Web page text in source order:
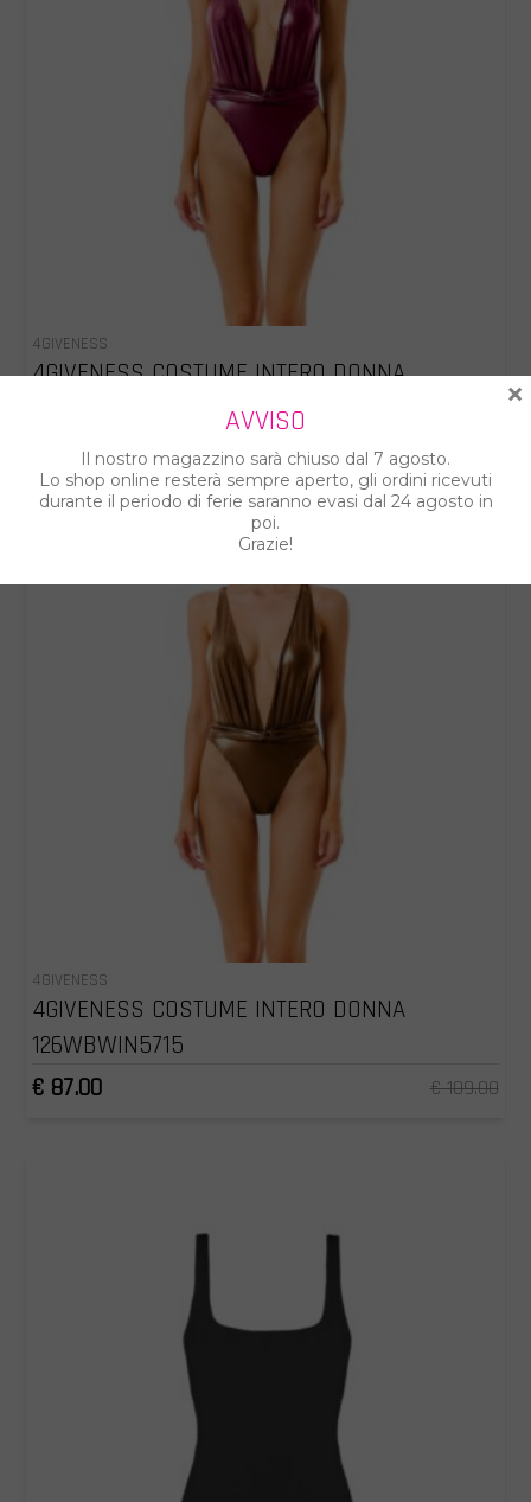
4GIVENESS
4GIVENESS COSTUME INTERO DONNA
€ 87.00
€ 109.00
4GIVENESS
4GIVENESS COSTUME INTERO DONNA
126WBWIN5715
€ 87.00
€ 109.00
AVVISO
Il nostro magazzino sarà chiuso dal 7 agosto.
Lo shop online resterà sempre aperto, gli ordini ricevuti
durante il periodo di ferie saranno evasi dal 24 agosto in
poi.
Grazie!
×